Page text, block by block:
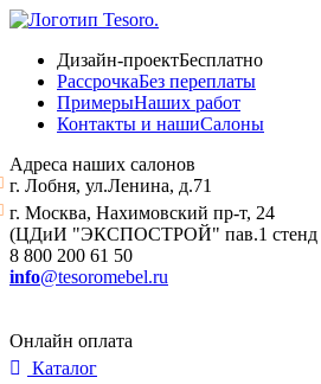
Дизайн-проектБесплатно
РассрочкаБез переплаты
ПримерыНаших работ
Контакты и нашиСалоны
Адреса наших салонов
г. Лобня, ул.Ленина, д.71
г. Москва, Нахимовский пр-т, 24
(ЦДиИ "ЭКСПОСТРОЙ" пав.1 стенд
8 800 200 61 50
info@tesoromebel.ru
Онлайн оплата
Каталог